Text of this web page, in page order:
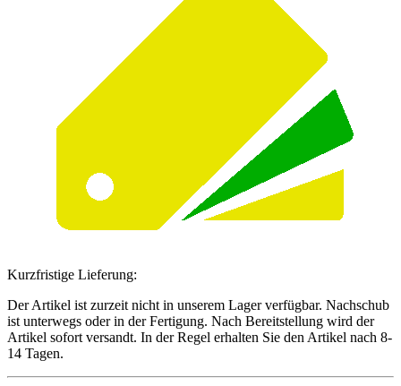
Kurzfristige Lieferung:
Der Artikel ist zurzeit nicht in unserem Lager verfügbar. Nachschub
ist unterwegs oder in der Fertigung. Nach Bereitstellung wird der
Artikel sofort versandt. In der Regel erhalten Sie den Artikel nach 8-
14 Tagen.